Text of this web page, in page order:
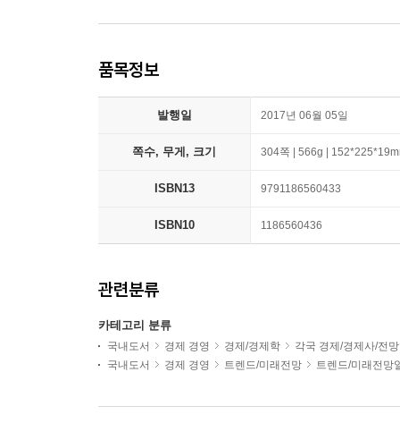
품목정보
발행일 2017년 06월 05일
쪽수, 무게, 크기 304쪽 | 566g |
ISBN13 9791186560433
ISBN10 1186560436
관련분류
카테고리 분류
국내도서 경제 경영 경제/경제학
각국 경제/경제사/전망
국내도서
경제 경영 트렌드/미래전망 트렌드/미래전망